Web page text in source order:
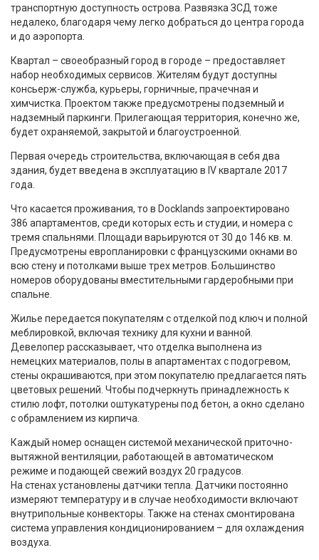
транспортную доступность острова. Развязка ЗСД тоже
недалеко, благодаря чему легко добраться до центра города
и до аэропорта.
Квартал – своеобразный город в городе – предоставляет
набор необходимых сервисов. Жителям будут доступны
консьерж-служба, курьеры, горничные, прачечная и
химчистка. Проектом также предусмотрены подземный и
надземный паркинги. Прилегающая территория, конечно же,
будет охраняемой, закрытой и благоустроенной.
Первая очередь строительства, включающая в себя два
здания, будет введена в эксплуатацию в IV квартале 2017
года.
Что касается проживания, то в Docklands запроектировано
386 апартаментов, среди которых есть и студии, и номера с
тремя спальнями. Площади варьируются от 30 до 146 кв. м.
Предусмотрены европланировки с французскими окнами во
всю стену и потолками выше трех метров. Большинство
номеров оборудованы вместительными гардеробными при
спальне.
Жилье передается покупателям с отделкой под ключ и полной
меблировкой, включая технику для кухни и ванной.
Девелопер рассказывает, что отделка выполнена из
немецких материалов, полы в апартаментах с подогревом,
стены окрашиваются, при этом покупателю предлагается пять
цветовых решений. Чтобы подчеркнуть принадлежность к
стилю лофт, потолки оштукатурены под бетон, а окно сделано
с обрамлением из кирпича.
Каждый номер оснащен системой механической приточно-
вытяжной вентиляции, работающей в автоматическом
режиме и подающей свежий воздух 20 градусов.
На стенах установлены датчики тепла. Датчики постоянно
измеряют температуру и в случае необходимости включают
внутрипольные конвекторы. Также на стенах смонтирована
система управления кондиционированием – для охлаждения
воздуха.